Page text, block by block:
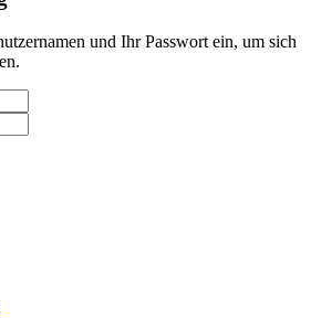
und Ihr Passwort ein, um sich